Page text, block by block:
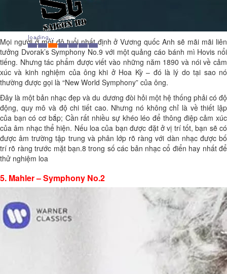
Mọi người ở một độ tuổi nhất định ở Vương quốc Anh sẽ mãi mãi liên
tưởng Dvorak’s Symphony No.9 với một quảng cáo bánh mì Hovis nổi
tiếng. Nhưng tác phẩm được viết vào những năm 1890 và nói về cảm
xúc và kinh nghiệm của ông khi ở Hoa Kỳ – đó là lý do tại sao nó
thường được gọi là “New World Symphony” của ông.
Đây là một bản nhạc đẹp và du dương đòi hỏi một hệ thống phải có độ
động, quy mô và độ chi tiết cao. Nhưng nó không chỉ là về thiết lập
của bạn có cơ bắp; Cần rất nhiều sự khéo léo để thông điệp cảm xúc
của âm nhạc thể hiện. Nếu loa của bạn được đặt ở vị trí tốt, bạn sẽ có
được âm trường tập trung và phân lớp rõ ràng với dàn nhạc được bố
trí rõ ràng trước mặt bạn.8 trong số các bản nhạc cổ điển hay nhất để
thử nghiệm loa
5. Mahler – Symphony No.2